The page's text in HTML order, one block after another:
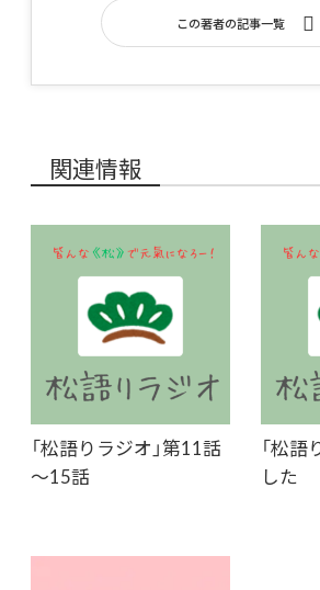
この著者の記事一覧
関連情報
「松語りラジオ」第11話
～15話
「松語
した